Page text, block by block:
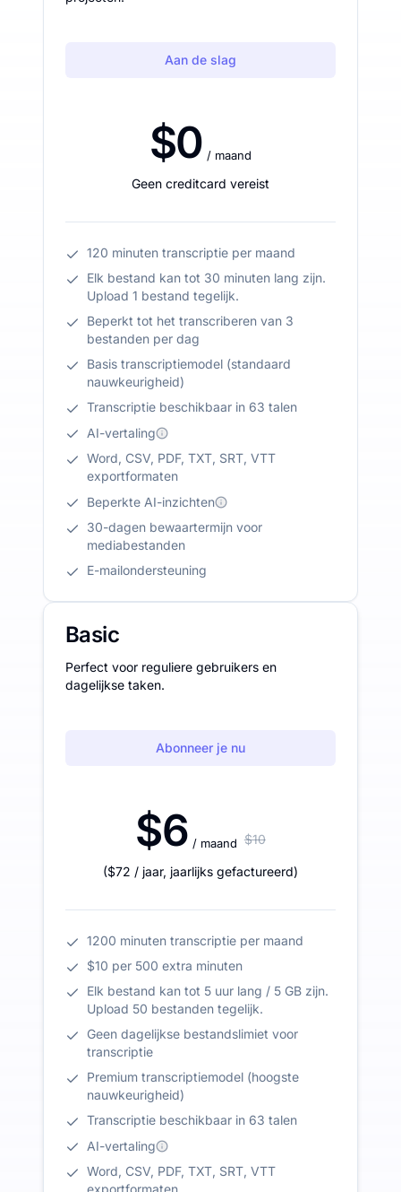
Aan de slag
$0 / maand
Geen creditcard vereist
120 minuten transcriptie per maand
Elk bestand kan tot 30 minuten lang zijn.
Upload 1 bestand tegelijk.
Beperkt tot het transcriberen van 3
bestanden per dag
Basis transcriptiemodel (standaard
nauwkeurigheid)
Transcriptie beschikbaar in 63 talen
AI-vertaling
Word, CSV, PDF, TXT, SRT, VTT
exportformaten
Beperkte AI-inzichten
30-dagen bewaartermijn voor
mediabestanden
E-mailondersteuning
Basic
Perfect voor reguliere gebruikers en
dagelijkse taken.
Abonneer je nu
$6 / maand $10
($72 / jaar, jaarlijks gefactureerd)
1200 minuten transcriptie per maand
$10 per 500 extra minuten
Elk bestand kan tot 5 uur lang / 5 GB zijn.
Upload 50 bestanden tegelijk.
Geen dagelijkse bestandslimiet voor
transcriptie
Premium transcriptiemodel (hoogste
nauwkeurigheid)
Transcriptie beschikbaar in 63 talen
AI-vertaling
Word, CSV, PDF, TXT, SRT, VTT